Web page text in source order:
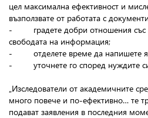
цел максимална ефективност и
възползвате от работата с
- градете добри отношения със
свободата на информация;
- отделете време да напишете
- уточнете го според нуждите
„Изследователи от академичните
много повече и по-ефективно… те
подават заявления в последния